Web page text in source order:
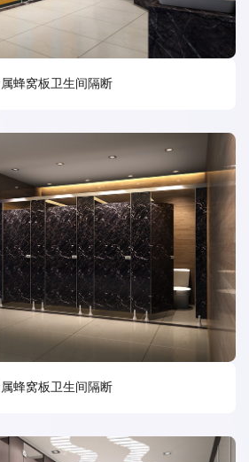
蜂窝板卫生间隔断
蜂窝板卫生间隔断